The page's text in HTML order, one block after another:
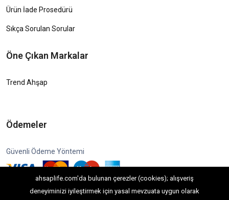
Ürün İade Prosedürü
Sıkça Sorulan Sorular
Öne Çıkan Markalar
Trend Ahşap
Ödemeler
Güvenli Ödeme Yöntemi
ahsaplife.com'da bulunan çerezler (cookies); alışveriş
deneyiminizi iyileştirmek için yasal mevzuata uygun olarak